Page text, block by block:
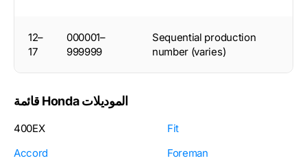
12–
17
000001–
999999
Sequential production
number (varies)
قائمة Honda الموديلات
400EX
Accord
Fit
Foreman